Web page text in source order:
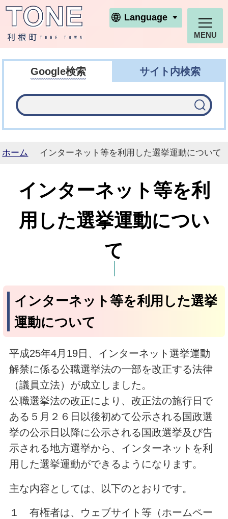
利根町ホームページ
Language
MENU
Google検索 サイト内検索
ホーム インターネット等を利用した選挙運動について
インターネット等を利
用した選挙運動につい
て
インターネット等を利用した選挙
運動について
平成25年4月19日、インターネット選挙運動
解禁に係る公職選挙法の一部を改正する法律
（議員立法）が成立しました。
公職選挙法の改正により、改正法の施行日で
ある５月２６日以後初めて公示される国政選
挙の公示日以降に公示される国政選挙及び告
示される地方選挙から、インターネットを利
用した選挙運動ができるようになります。
主な内容としては、以下のとおりです。
１ 有権者は、ウェブサイト等（ホームペー